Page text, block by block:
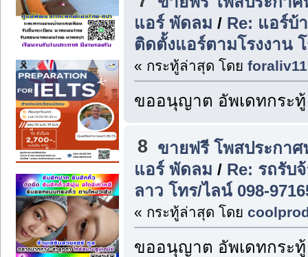
แอร์ พัดลม / Re: แอร์บ้
ติดตั้งแอร์ตามโรงงาน
« กระทู้ล่าสุด โดย foraliv11
ขออนุญาต อัพเดทกระทู้
8 ขายฟรี โพสประกาศ
แอร์ พัดลม / Re: รถรับ
ลาว โทร/ไลน์ 098-
« กระทู้ล่าสุด โดย
ขออนุญาต อัพเดทกระทู้